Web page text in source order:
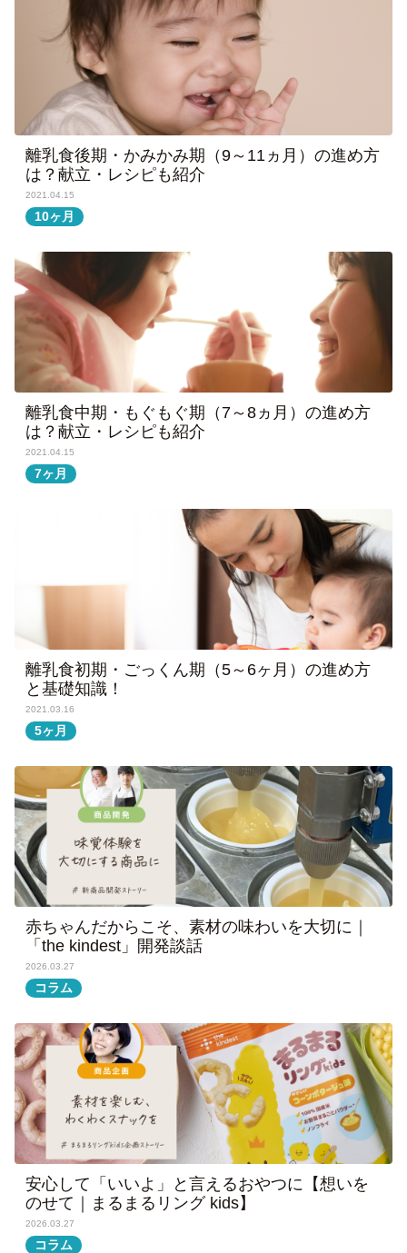
離乳食後期・かみかみ期（9～11ヵ月）の進め方
は？献立・レシピも紹介
2021.04.15
10ヶ月
離乳食中期・もぐもぐ期（7～8ヵ月）の進め方
は？献立・レシピも紹介
2021.04.15
7ヶ月
離乳食初期・ごっくん期（5～6ヶ月）の進め方
と基礎知識！
2021.03.16
5ヶ月
赤ちゃんだからこそ、素材の味わいを大切に｜
「the kindest」開発談話
2026.03.27
コラム
安心して「いいよ」と言えるおやつに【想いを
のせて｜まるまるリング kids】
2026.03.27
コラム